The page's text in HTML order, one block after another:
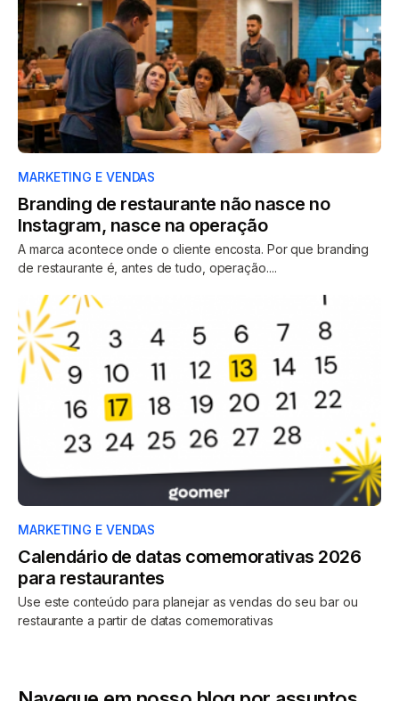
MARKETING E VENDAS
Branding de restaurante não nasce no
Instagram, nasce na operação
A marca acontece onde o cliente encosta. Por que branding
de restaurante é, antes de tudo, operação....
MARKETING E VENDAS
Calendário de datas comemorativas 2026
para restaurantes
Use este conteúdo para planejar as vendas do seu bar ou
restaurante a partir de datas comemorativas